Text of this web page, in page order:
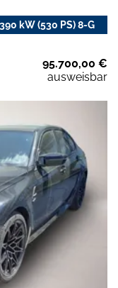
kW (530 PS) 8-G
95.700,00 €
ausweisbar